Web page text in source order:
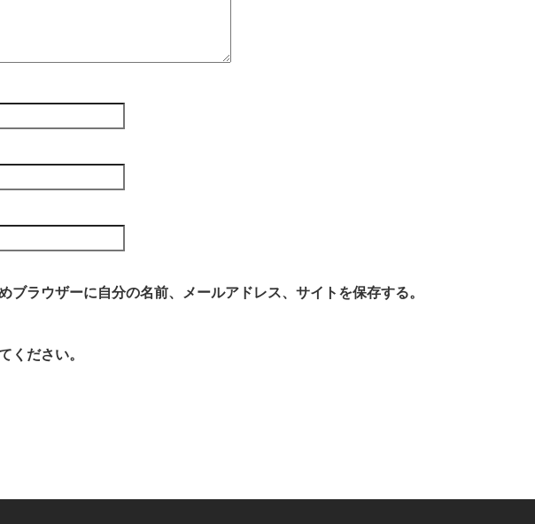
ブラウザーに自分の名前、メールアドレス、サイトを保存する。
ください。